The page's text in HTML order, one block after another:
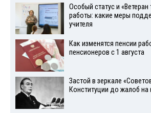
Особый статус и «Ветеран
работы: какие меры
учителя
Как изменятся пенсии
пенсионеров с 1 августа
Застой в зеркале
Конституции до жалоб на